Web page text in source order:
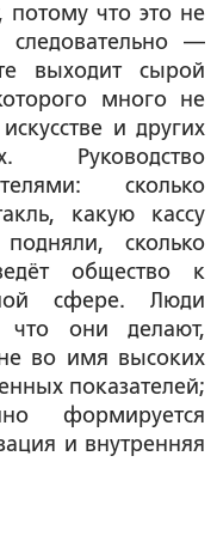
потому что это не
следовательно —
выходит сырой
много не
и других
Руководство
сколько
какую кассу
сколько
общество к
сфере. Люди
что они делают,
не во имя высоких
показателей;
формируется
и внутренняя